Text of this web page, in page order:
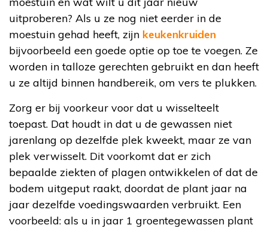
uitproberen? Als u ze nog niet eerder in de
moestuin gehad heeft, zijn keukenkruiden
bijvoorbeeld een goede optie op toe te voegen. Ze
worden in talloze gerechten gebruikt en dan heeft
u ze altijd binnen handbereik, om vers te plukken.
Zorg er bij voorkeur voor dat u wisselteelt
toepast. Dat houdt in dat u de gewassen niet
jarenlang op dezelfde plek kweekt, maar ze van
plek verwisselt. Dit voorkomt dat er zich
bepaalde ziekten of plagen ontwikkelen of dat de
bodem uitgeput raakt, doordat de plant jaar na
jaar dezelfde voedingswaarden verbruikt. Een
voorbeeld: als u in jaar 1 groentegewassen plant